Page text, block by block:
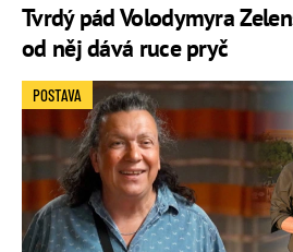
Tvrdý pád Volodymyra
od něj dává ruce pryč
POSTAVA